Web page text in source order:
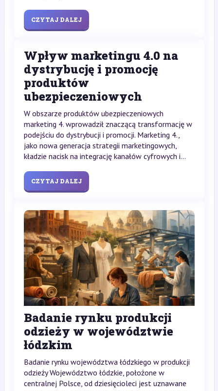
CZYTAJ DALEJ
Wpływ marketingu 4.0 na
dystrybucję i promocję
produktów
ubezpieczeniowych
W obszarze produktów ubezpieczeniowych
marketing 4. wprowadził znaczącą transformację w
podejściu do dystrybucji i promocji. Marketing 4.,
jako nowa generacja strategii marketingowych,
kładzie nacisk na integrację kanałów cyfrowych i...
CZYTAJ DALEJ
Badanie rynku produkcji
odzieży w województwie
łódzkim
Badanie rynku województwa łódzkiego w produkcji
odzieży Województwo łódzkie, położone w
centralnej Polsce, od dziesięcioleci jest uznawane